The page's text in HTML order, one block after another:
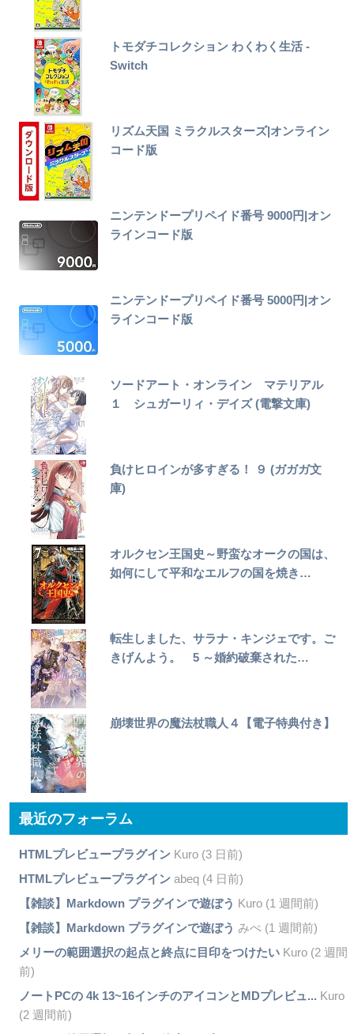
トモダチコレクション わくわく生活 -
Switch
リズム天国 ミラクルスターズ|オンライン
コード版
ニンテンドープリペイド番号 9000円|オン
ラインコード版
ニンテンドープリペイド番号 5000円|オン
ラインコード版
ソードアート・オンライン マテリアル
１ シュガーリィ・デイズ (電撃文庫)
負けヒロインが多すぎる！ ９ (ガガガ文
庫)
オルクセン王国史～野蛮なオークの国は、
如何にして平和なエルフの国を焼き…
転生しました、サラナ・キンジェです。ご
きげんよう。 5 ～婚約破棄された…
崩壊世界の魔法杖職人４【電子特典付き】
最近のフォーラム
HTMLプレビュープラグインKuro (3 日前)
HTMLプレビュープラグインabeq (4 日前)
【雑談】Markdown プラグインで遊ぼう Kuro (1 週間前)
【雑談】Markdown プラグインで遊ぼう みぺ (1 週間前)
メリーの範囲選択の起点と終点に目印をつけたいKuro (2 週間
前)
ノートPCの 4k 13~16インチのアイコンとMDプレビュ... Kuro
(2 週間前)